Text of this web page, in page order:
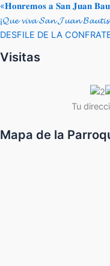
«𝐇𝐨𝐧𝐫𝐞𝐦𝐨𝐬 𝐚 𝐒𝐚𝐧 𝐉𝐮𝐚𝐧
¡𝓠𝓾𝓮 𝓿𝓲𝓿𝓪 𝓢𝓪𝓷 𝓙𝓾𝓪𝓷
DESFILE DE LA
Visitas
Tu
Mapa de la